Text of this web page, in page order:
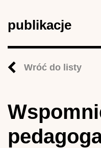
publikacje
Wróć do listy